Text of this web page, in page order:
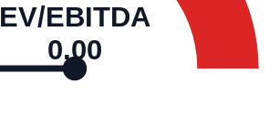
EV/EBITDA
0,00